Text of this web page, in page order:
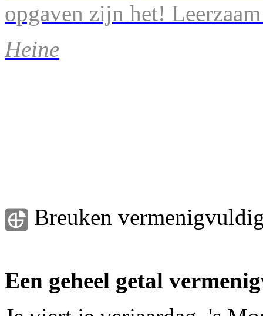
opgaven zijn het!
Heine
Breuken
Een geheel getal